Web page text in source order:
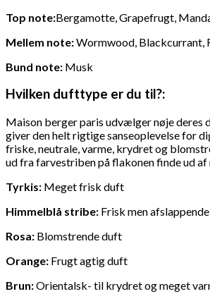
Top note:Bergamotte, Grapefrugt,
Mellem note:Wormwood, Blackcurrant,
Bund note: Musk
Hvilken dufttype er du til?:
Maison berger paris udvælger nøje deres
giver den helt rigtige sanseoplevelse for
friske, neutrale, varme, krydret og
ud fra farvestriben på flakonen finde ud
Tyrkis: Meget frisk duft
Himmelblå stribe: Frisk men afslappende
Rosa: Blomstrende duft
Orange: Frugt agtig duft
Brun:Orientalsk- til krydret og meget